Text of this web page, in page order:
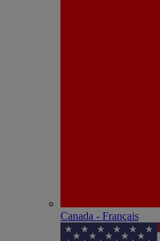
Canada - Français